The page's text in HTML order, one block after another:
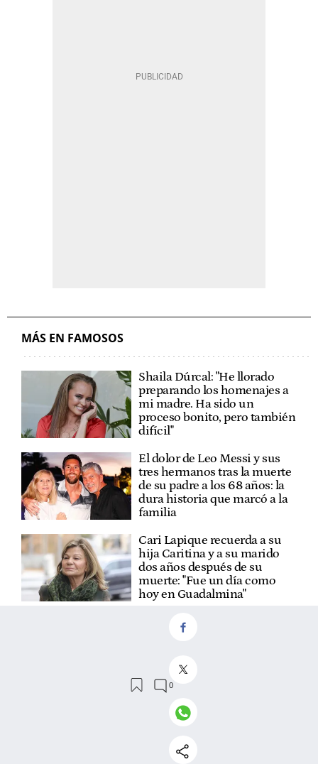
MÁS EN FAMOSOS
Shaila Dúrcal: "He llorado
preparando los homenajes a
mi madre. Ha sido un
proceso bonito, pero también
difícil"
El dolor de Leo Messi y sus
tres hermanos tras la muerte
de su padre a los 68 años: la
dura historia que marcó a la
familia
Cari Lapique recuerda a su
hija Caritina y a su marido
dos años después de su
muerte: "Fue un día como
hoy en Guadalmina"
Miguel Ángel Revilla (83):
"Con 8 años subía 2.000
a las 6 de la mañana y hacía
15 kilómetros"